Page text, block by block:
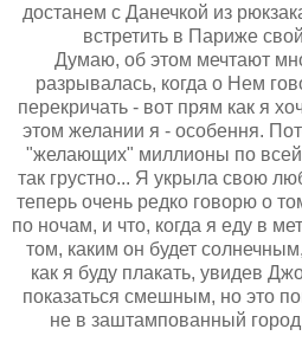
достанем с Данечкой из
встретить в Париже
Думаю, об этом мечтают
разрывалась, когда о Нем
перекричать - вот прям как я
этом желании я - особення.
"желающих" миллионы по всей
так грустно... Я укрыла свою
теперь очень редко говорю о
по ночам, и что, когда я еду в
том, каким он будет
как я буду плакать, увидев
показаться смешным, но это
не в заштампованный